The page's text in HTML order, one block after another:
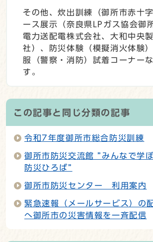
その他、炊出訓練（御所市赤十
ース展示（奈良県LPガス協会御
電力送配電株式会社、大和中央
社）、防災体験（模擬消火体験
服（警察・消防）試着コーナー
す。
この記事と同じ分類の記事
令和7年度御所市総合防災訓練
御所市防災交流館 ”みんなで学
防災ひろば”
御所市防災センター 利用案内
緊急速報（メールサービス）
へ御所市の災害情報を一斉配信